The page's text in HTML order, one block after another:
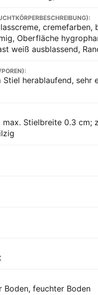
Oberfläche
weiß ausblassend,
herablaufend,
max. Stielbreite 0.3
Boden, feuchter Boden